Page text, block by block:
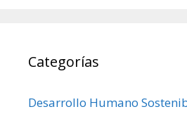
Categorías
Desarrollo Humano